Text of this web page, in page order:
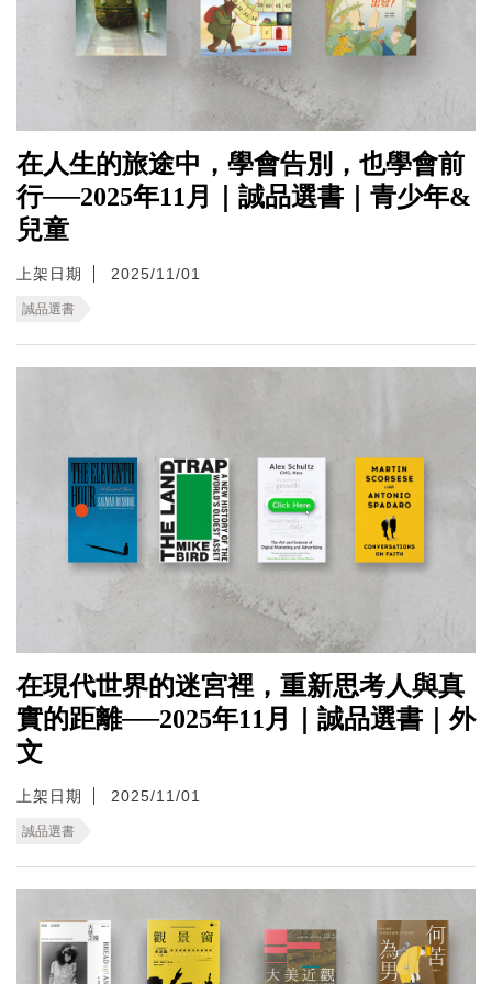
在人生的旅途中，學會告別，也學會前
行──2025年11月｜誠品選書｜青少年&
兒童
上架日期 2025/11/01
誠品選書
在現代世界的迷宮裡，重新思考人與真
實的距離──2025年11月｜誠品選書｜外
文
上架日期 2025/11/01
誠品選書